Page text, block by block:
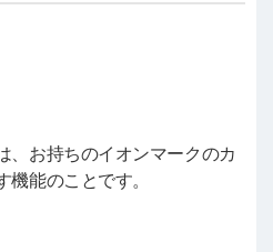
、お持ちのイオンマークのカ
機能のことです。